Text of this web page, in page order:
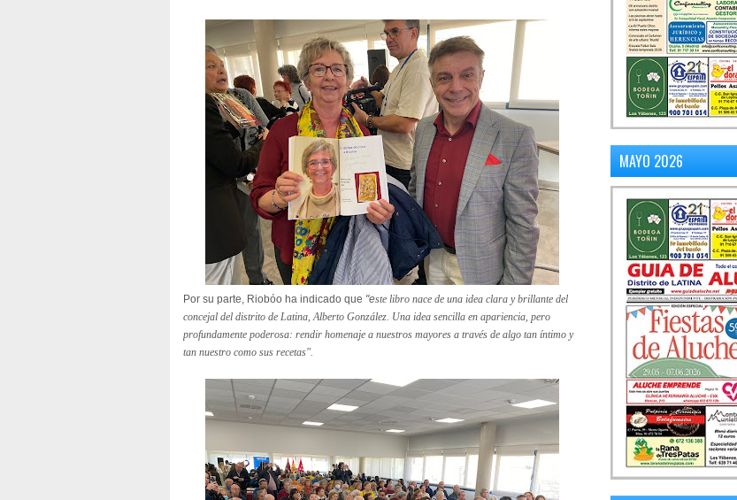
Por su parte, Riobóo ha indicado que "este libro nace de una idea clara y brillante del
concejal del distrito de Latina, Alberto González. Una idea sencilla en apariencia, pero
profundamente poderosa: rendir homenaje a nuestros mayores a través de algo tan íntimo y
tan nuestro como sus recetas".
MAYO 2026